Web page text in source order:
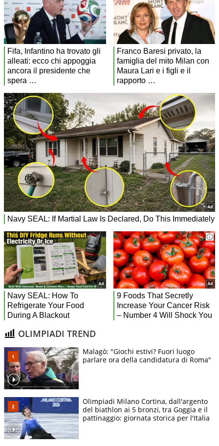
OLIMPIADI TREND
Malagò: "Giochi estivi? Fuori luogo
parlare ora della candidatura di Roma"
Olimpiadi Milano Cortina, dall'argento
del biathlon ai 5 bronzi, tra Goggia e il
pattinaggio: giornata storica per l'Italia